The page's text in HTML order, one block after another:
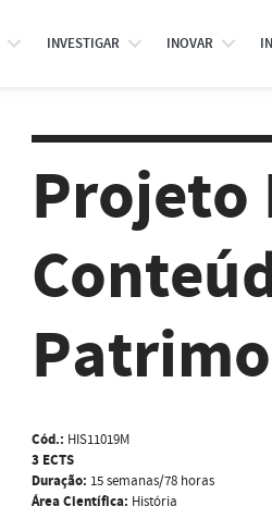
INVESTIGAR INOVAR
Cód.: HIS11019M
3 ECTS
Duração: 15 semanas/78 horas
Área Científica: História